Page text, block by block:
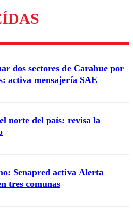
Enviar comentario
dos sectores de Carahue por
activa mensajería SAE
norte del país: revisa la
Senapred activa Alerta
tres comunas